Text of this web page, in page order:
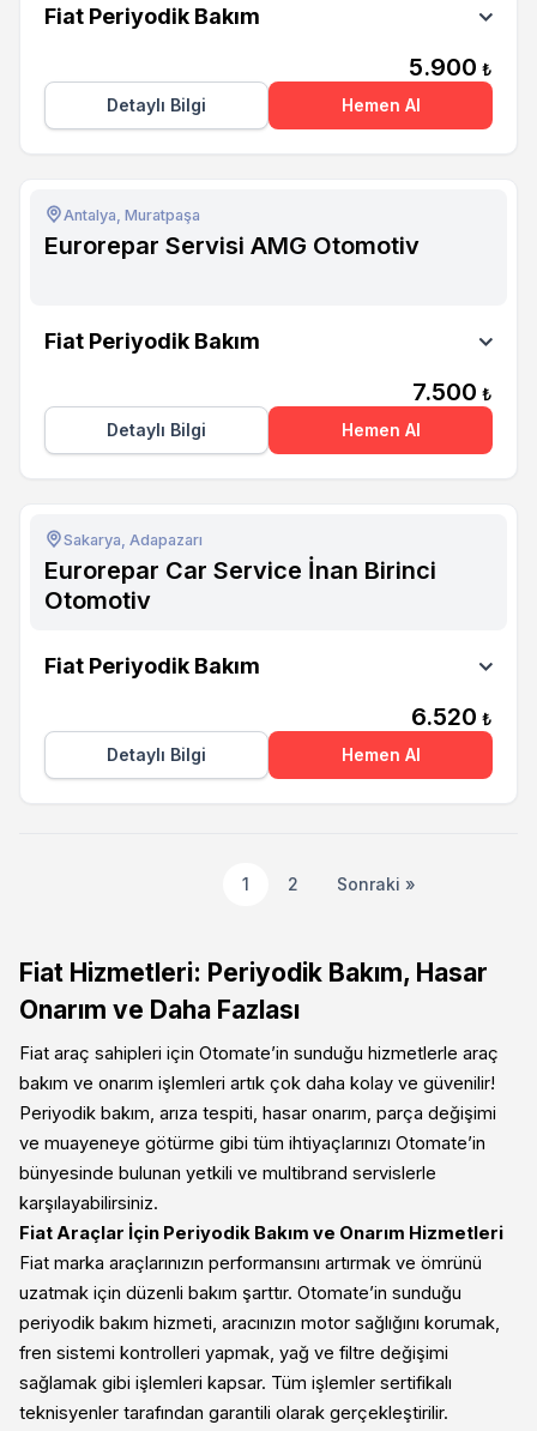
Fiat Periyodik Bakım
5.900 ₺
Detaylı Bilgi
Hemen Al
Antalya, Muratpaşa
Eurorepar Servisi AMG Otomotiv
Fiat Periyodik Bakım
7.500 ₺
Detaylı Bilgi
Hemen Al
Sakarya, Adapazarı
Eurorepar Car Service İnan Birinci
Otomotiv
Otomotiv
Fiat Periyodik Bakım
6.520 ₺
Detaylı Bilgi
Hemen Al
1 2 Sonraki »
Fiat Hizmetleri: Periyodik Bakım, Hasar
Onarım ve Daha Fazlası
Fiat araç sahipleri için Otomate’in sunduğu hizmetlerle araç
bakım ve onarım işlemleri artık çok daha kolay ve güvenilir!
Periyodik bakım, arıza tespiti, hasar onarım, parça değişimi
ve muayeneye götürme gibi tüm ihtiyaçlarınızı Otomate’in
bünyesinde bulunan yetkili ve multibrand servislerle
karşılayabilirsiniz.
Fiat Araçlar İçin Periyodik Bakım ve Onarım Hizmetleri
Fiat marka araçlarınızın performansını artırmak ve ömrünü
uzatmak için düzenli bakım şarttır. Otomate’in sunduğu
periyodik bakım hizmeti, aracınızın motor sağlığını korumak,
fren sistemi kontrolleri yapmak, yağ ve filtre değişimi
sağlamak gibi işlemleri kapsar. Tüm işlemler sertifikalı
teknisyenler tarafından garantili olarak gerçekleştirilir.